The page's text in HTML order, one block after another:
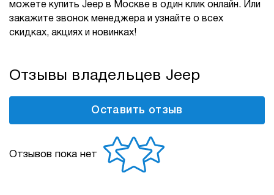
можете купить Jeep в Москве в один клик онлайн. Или
закажите звонок менеджера и узнайте о всех
скидках, акциях и новинках!
Отзывы владельцев Jeep
Оставить отзыв
Отзывов пока нет